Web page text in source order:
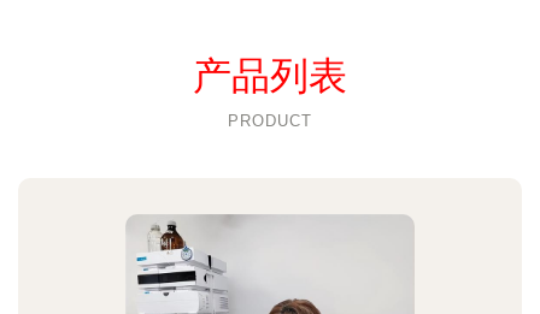
产品列表
PRODUCT